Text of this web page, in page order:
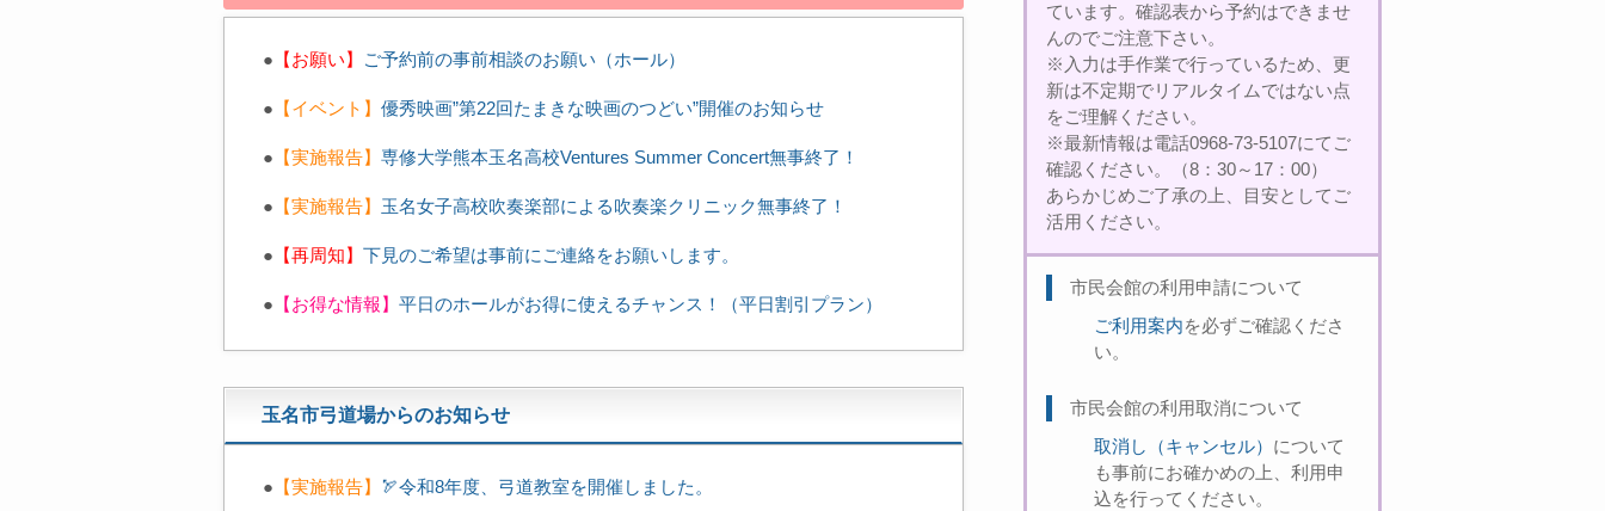
● 【お願い】 ご予約前の事前相談のお願い（ホール）
● 【イベント】 優秀映画”第22回たまきな映画のつどい”開催のお知らせ
● 【実施報告】 専修大学熊本玉名高校Ventures Summer Concert無事終了！
● 【実施報告】 玉名女子高校吹奏楽部による吹奏楽クリニック無事終了！
● 【再周知】 下見のご希望は事前にご連絡をお願いします。
● 【お得な情報】 平日のホールがお得に使えるチャンス！（平日割引プラン）
玉名市弓道場からのお知らせ
● 【実施報告】 🏹令和8年度、弓道教室を開催しました。
ています。確認表から予約はできませ
んのでご注意下さい。
※入力は手作業で行っているため、更
新は不定期でリアルタイムではない点
をご理解ください。
※最新情報は電話0968-73-5107にてご
確認ください。（8：30～17：00）
あらかじめご了承の上、目安としてご
活用ください。
市民会館の利用申請について
ご利用案内を必ずご確認くださ
い。
市民会館の利用取消について
取消し（キャンセル） について
も事前にお確かめの上、利用申
込を行ってください。